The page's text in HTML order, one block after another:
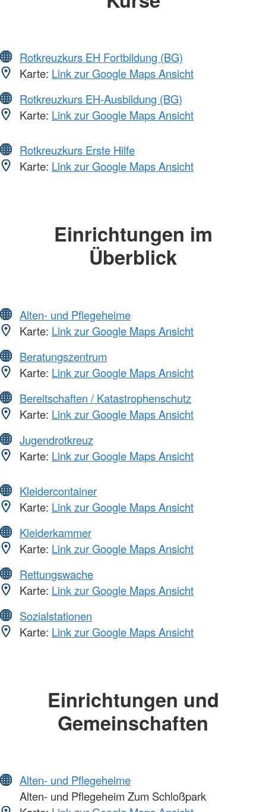
Rotkreuzkurs EH Fortbildung (BG)
Karte: Link zur Google Maps Ansicht
Rotkreuzkurs EH-Ausbildung (BG)
Karte: Link zur Google Maps Ansicht
Rotkreuzkurs Erste Hilfe
Karte: Link zur Google Maps Ansicht
Einrichtungen im
Überblick
Alten- und Pflegeheime
Karte: Link zur Google Maps Ansicht
Beratungszentrum
Karte: Link zur Google Maps Ansicht
Bereitschaften / Katastrophenschutz
Karte: Link zur Google Maps Ansicht
Jugendrotkreuz
Karte: Link zur Google Maps Ansicht
Kleidercontainer
Karte: Link zur Google Maps Ansicht
Kleiderkammer
Karte: Link zur Google Maps Ansicht
Rettungswache
Karte: Link zur Google Maps Ansicht
Sozialstationen
Karte: Link zur Google Maps Ansicht
Einrichtungen und
Gemeinschaften
Alten- und Pflegeheime
Alten- und Pflegeheim Zum Schloßpark